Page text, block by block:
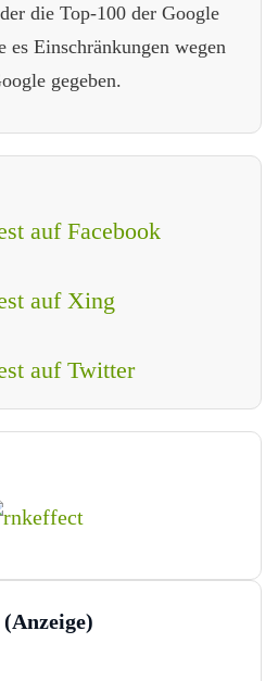
die Top-100 der Google
es Einschränkungen wegen
gegeben.
auf Facebook
auf Xing
auf Twitter